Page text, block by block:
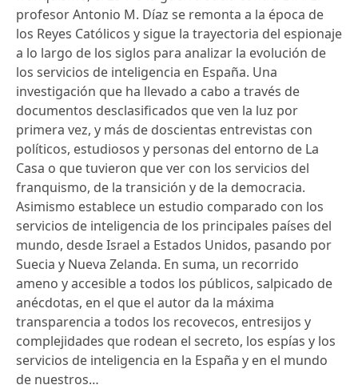
profesor Antonio M. Díaz se remonta a la época de
los Reyes Católicos y sigue la trayectoria del espionaje
a lo largo de los siglos para analizar la evolución de
los servicios de inteligencia en España. Una
investigación que ha llevado a cabo a través de
documentos desclasificados que ven la luz por
primera vez, y más de doscientas entrevistas con
políticos, estudiosos y personas del entorno de La
Casa o que tuvieron que ver con los servicios del
franquismo, de la transición y de la democracia.
Asimismo establece un estudio comparado con los
servicios de inteligencia de los principales países del
mundo, desde Israel a Estados Unidos, pasando por
Suecia y Nueva Zelanda. En suma, un recorrido
ameno y accesible a todos los públicos, salpicado de
anécdotas, en el que el autor da la máxima
transparencia a todos los recovecos, entresijos y
complejidades que rodean el secreto, los espías y los
servicios de inteligencia en la España y en el mundo
de nuestros…